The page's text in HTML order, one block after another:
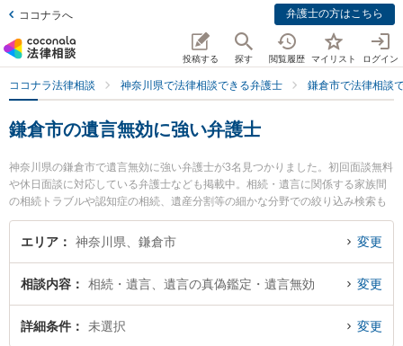
ココナラへ 弁護士の方はこちら
投稿する 探す 閲覧履歴 マイリスト ログイン
ココナラ法律相談 神奈川県で法律相談できる弁護士 鎌倉市で法律相談
鎌倉市の遺言無効に強い弁護士
神奈川県の鎌倉市で遺言無効に強い弁護士が3名見つかりました。初回面談無料
や休日面談に対応している弁護士なども掲載中。相続・遺言に関係する家族間
の相続トラブルや認知症の相続、遺産分割等の細かな分野での絞り込み検索も
でき便利です。特に弁護士法人エース 鎌倉事務所の青木 洋介弁護士やきむら法
律事務所の木村 悠弁護士、鎌倉りんどう法律事務所の福島 史恵弁護士のプロフ
のトラブル解決の実績豊富な近くの弁護士を検索したい』『初回相談無料で遺
言無効を法律相談できる鎌倉市内の弁護士に相談予約したい』などでお困りの
相談者さんにおすすめです。
エリア 神奈川県、鎌倉市 変更
相談内容 相続・遺言、遺言の真偽鑑定・遺言無効 変更
詳細条件 未選択 変更